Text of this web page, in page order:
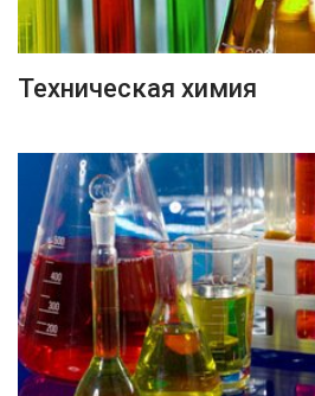
ПОДРОБНЕЕ
Техническая химия